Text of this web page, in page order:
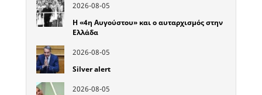
2026-08-05
Η «4η Αυγούστου» και ο αυταρχισμός στην
Ελλάδα
2026-08-05
Silver alert
2026-08-05